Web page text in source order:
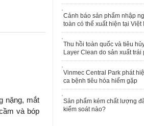
nặng, mắt
và bóp
Cảnh báo sản phẩm nhập
toàn có thể xuất hiện tại Việt
Thu hồi toàn quốc và tiêu
Layer Clean do sản xuất trái
Vinmec Central Park phát
ca bệnh tiêu hóa hiếm gặp
Sản phẩm kém chất lượng
kiểm soát nào?